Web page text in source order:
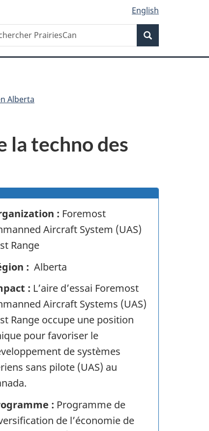
English
Alberta
la techno des
: Foremost
Aircraft System (UAS)
Range
: Alberta
: L’aire d’essai Foremost
Aircraft Systems (UAS)
Range occupe une position
pour favoriser le
de systèmes
sans pilote (UAS) au
: Programme de
de l’économie de